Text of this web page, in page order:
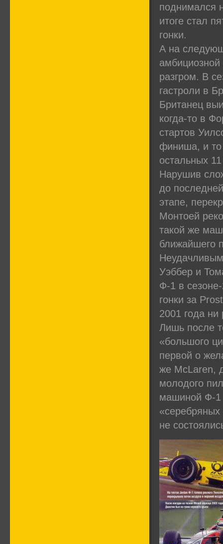
поднимался
итоге стал
гонки.
А на
разгром. В
гастроли в
Британец
когда-то в
стартов
финиша, и то
остальных
Нарушив
до
этапе,
Монтоей
такой же
ближайшего
Уэббер и
Ф-1 в
гонки за
2001 года
Лишь после
«большого
первой о
же McLaren,
молодого
машиной Ф-1
не